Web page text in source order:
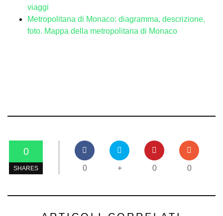
viaggi
Metropolitana di Monaco: diagramma, descrizione,
foto. Mappa della metropolitana di Monaco
0
SHARES 0 + 0 0